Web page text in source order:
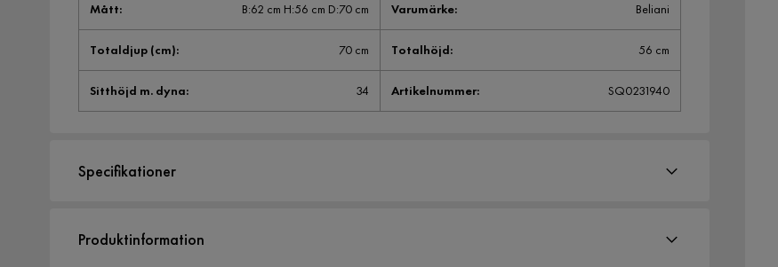
Mått: B:62 cm H:56 cm D:70 cm Varumärke: Beliani
Totaldjup (cm): 70 cm Totalhöjd: 56 cm
Sitthöjd m. dyna: 34 Artikelnummer: SQ0231940
Specifikationer
Storlek
Produktinformation